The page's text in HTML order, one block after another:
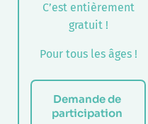
C’est entièrement
gratuit !
Pour tous les âges !
Demande de
participation